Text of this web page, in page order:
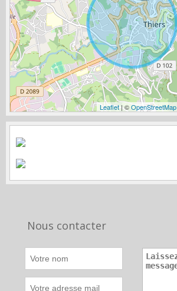
Leaflet| ©OpenStreetMap
Nous contacter